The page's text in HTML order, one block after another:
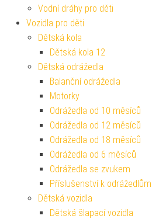
Vodní dráhy pro děti
Vozidla pro děti
Dětská kola
Dětská kola 12
Dětská odrážedla
Balanční odrážedla
Motorky
Odrážedla od 10 měsíců
Odrážedla od 12 měsíců
Odrážedla od 18 měsíců
Odrážedla od 6 měsíců
Odrážedla se zvukem
Příslušenství k odrážedlům
Dětská vozidla
Dětská šlapací vozidla